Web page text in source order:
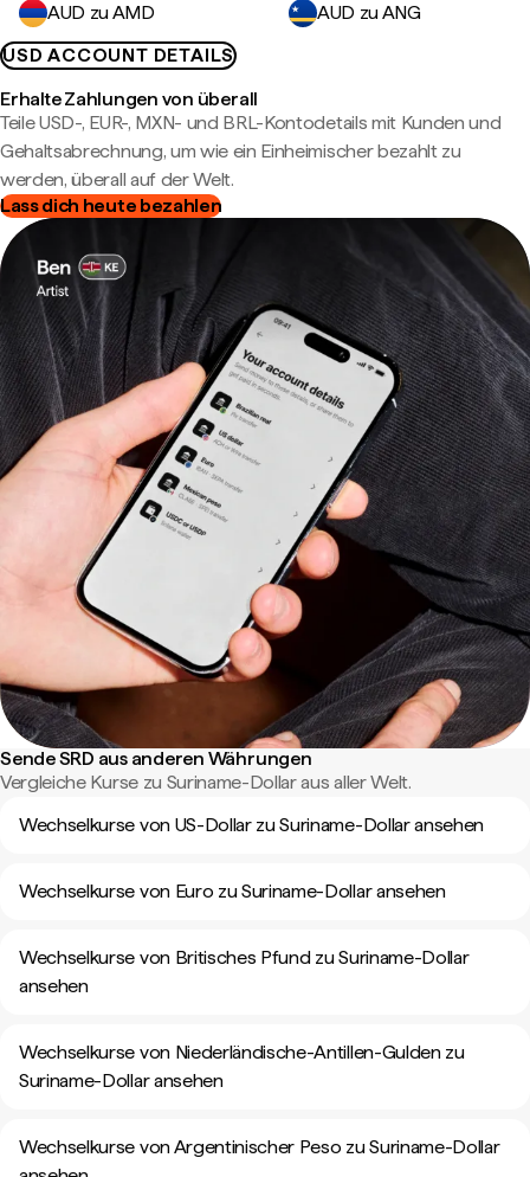
AUD zu AMD
AUD zu ANG
USD ACCOUNT DETAILS
Erhalte Zahlungen von überall
Teile USD-, EUR-, MXN- und BRL-Kontodetails mit Kunden und
Gehaltsabrechnung, um wie ein Einheimischer bezahlt zu
werden, überall auf der Welt.
Lass dich heute bezahlen
Sende SRD aus anderen Währungen
Vergleiche Kurse zu Suriname-Dollar aus aller Welt.
Wechselkurse von US-Dollar zu Suriname-Dollar ansehen
Wechselkurse von Euro zu Suriname-Dollar ansehen
Wechselkurse von Britisches Pfund zu Suriname-Dollar
ansehen
Wechselkurse von Niederländische-Antillen-Gulden zu
Suriname-Dollar ansehen
Wechselkurse von Argentinischer Peso zu Suriname-Dollar